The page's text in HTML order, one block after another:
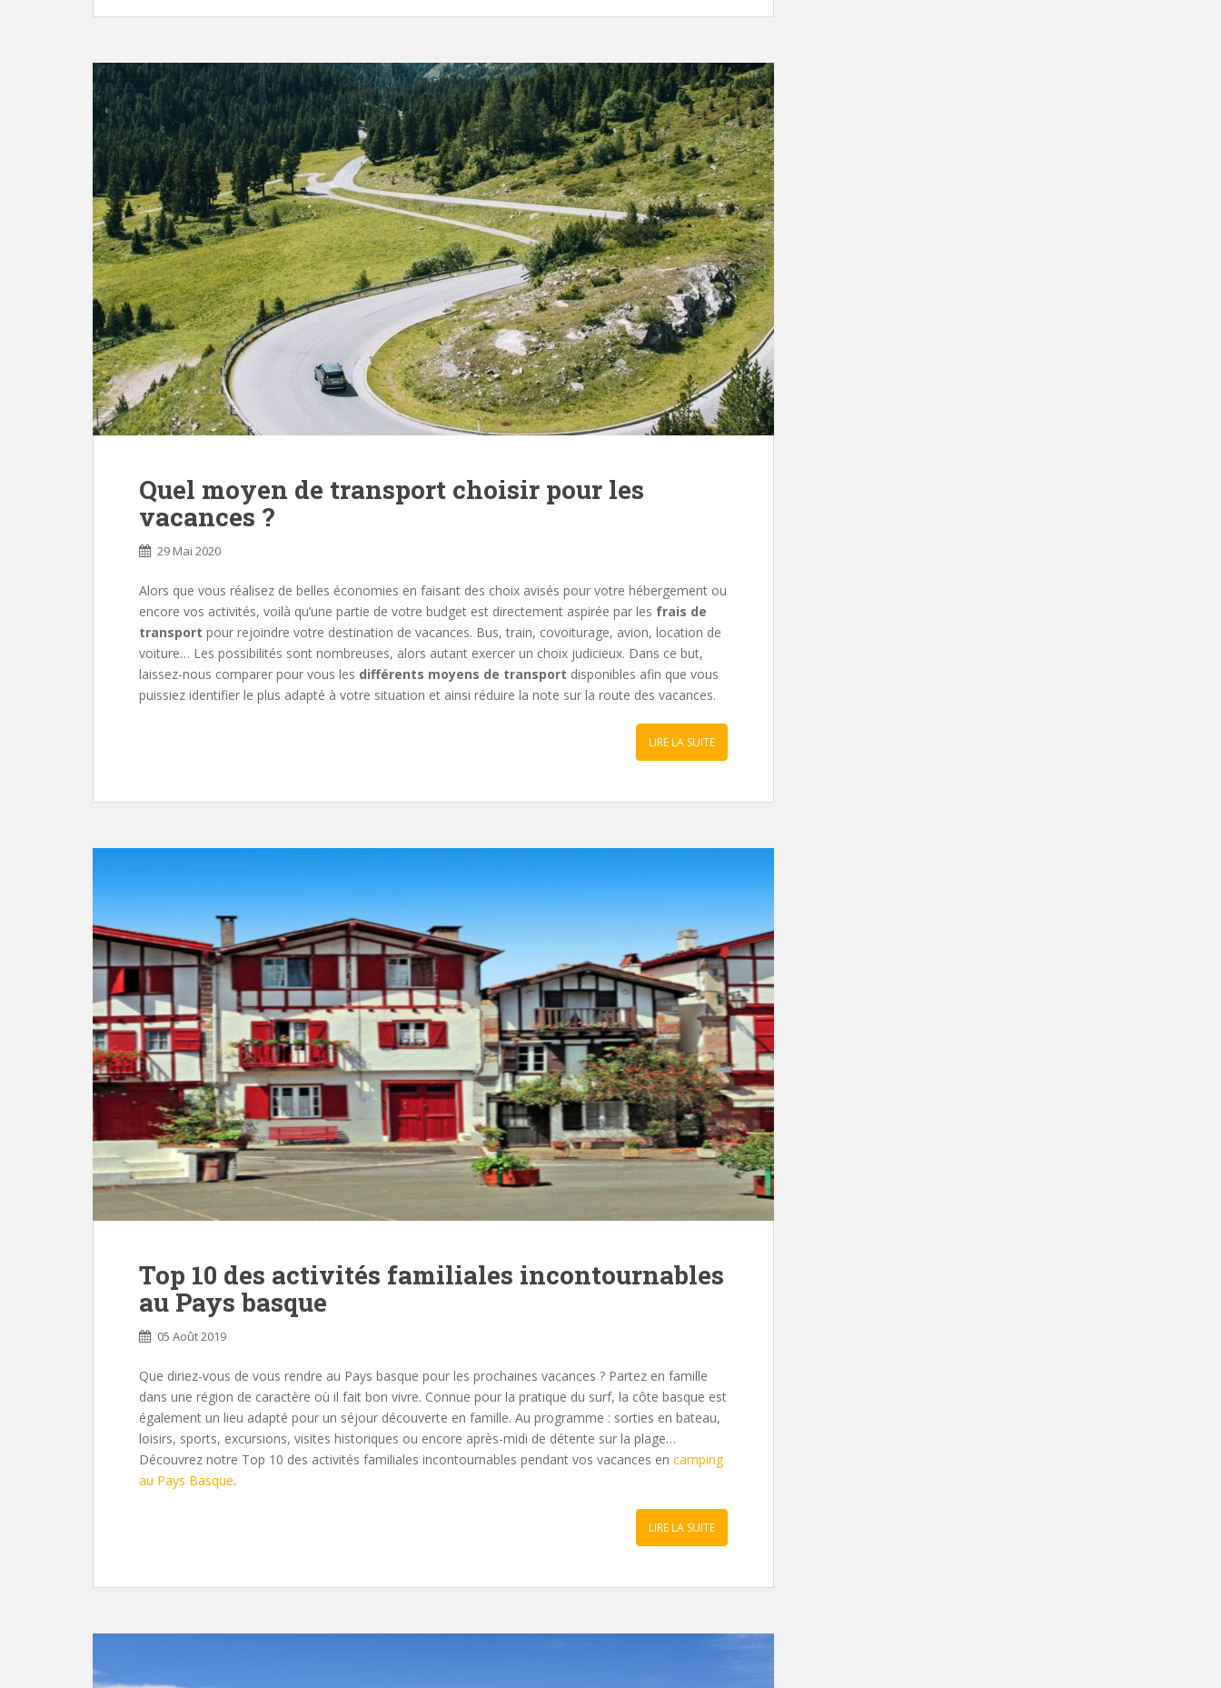
Quel moyen de transport choisir pour les
vacances ?
29 Mai 2020
Alors que vous réalisez de belles économies en faisant des choix avisés pour votre hébergement ou
encore vos activités, voilà qu’une partie de votre budget est directement aspirée par les frais de
transport pour rejoindre votre destination de vacances. Bus, train, covoiturage, avion, location de
voiture… Les possibilités sont nombreuses, alors autant exercer un choix judicieux. Dans ce but,
laissez-nous comparer pour vous les différents moyens de transport disponibles afin que vous
puissiez identifier le plus adapté à votre situation et ainsi réduire la note sur la route des vacances.
LIRE LA SUITE
Top 10 des activités familiales incontournables
au Pays basque
05 Août 2019
Que diriez-vous de vous rendre au Pays basque pour les prochaines vacances ? Partez en famille
dans une région de caractère où il fait bon vivre. Connue pour la pratique du surf, la côte basque est
également un lieu adapté pour un séjour découverte en famille. Au programme : sorties en bateau,
loisirs, sports, excursions, visites historiques ou encore après-midi de détente sur la plage…
Découvrez notre Top 10 des activités familiales incontournables pendant vos vacances en camping
au Pays Basque.
LIRE LA SUITE